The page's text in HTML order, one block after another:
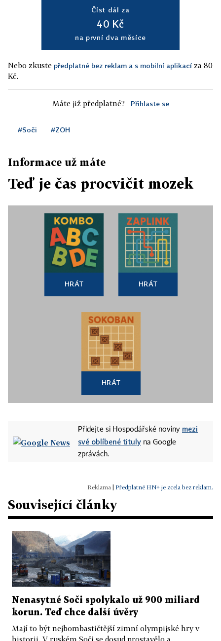
Číst dál za
40 Kč
na první dva měsíce
Nebo zkuste předplatné bez reklam a s mobilní aplikací za 80
Kč.
Máte již předplatné? Přihlaste se
#Soči #ZOH
Informace už máte
Teď je čas procvičit mozek
HRÁT HRÁT
HRÁT
Přidejte si Hospodářské noviny mezi
své oblíbené tituly na Google
zprávách.
Předplatné HN+ je zcela bez reklam.
Související články
Nenasytné Soči spolykalo už 900 miliard
korun. Teď chce další úvěry
Mají to být nejbombastičtější zimní olympijské hry v
historii. V ruském Soči se dosud prostavělo a